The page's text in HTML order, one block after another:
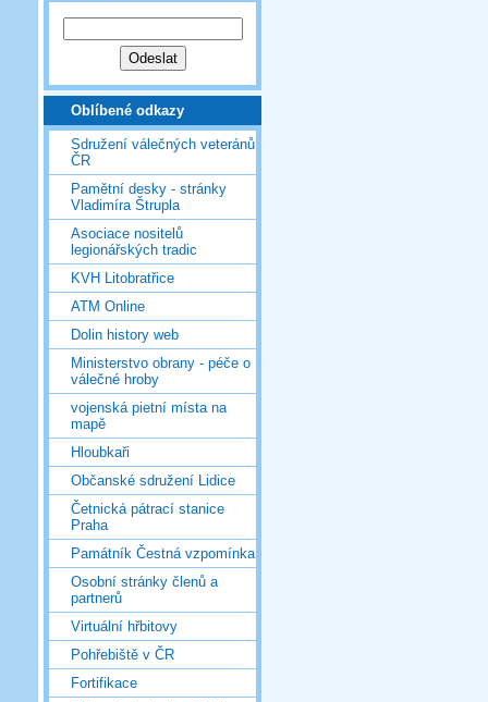
Oblíbené odkazy
Sdružení válečných veteránů
ČR
Pamětní desky - stránky
Vladimíra Štrupla
Asociace nositelů
legionářských tradic
KVH Litobratřice
ATM Online
Dolin history web
Ministerstvo obrany - péče o
válečné hroby
vojenská pietní místa na
mapě
Hloubkaři
Občanské sdružení Lidice
Četnická pátrací stanice
Praha
Památník Čestná vzpomínka
Osobní stránky členů a
partnerů
Virtuální hřbitovy
Pohřebiště v ČR
Fortifikace